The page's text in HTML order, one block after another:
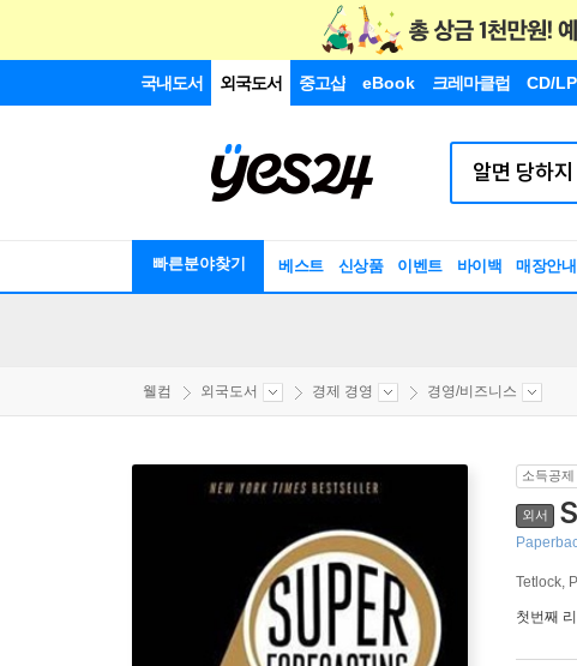
국내도서 외국도서 중고샵 eBook 크레마클럽 CD/LP
빠른분야찾기 베스트 신상품 이벤트 바이백 매장안내
웰컴 외국도서 경제 경영 경영/비즈니스
소득공제
외서
Tetlock,
첫번째